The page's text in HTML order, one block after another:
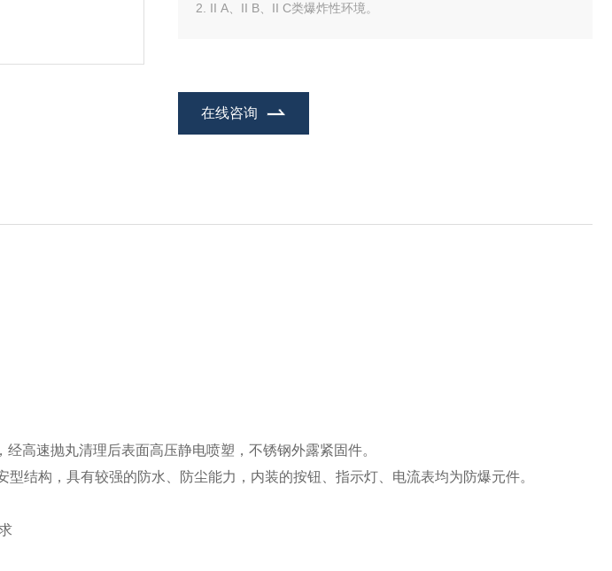
2. II A、II B、II C类爆炸性环境。
在线咨询
高速抛丸清理后表面高压静电喷塑，不锈钢外露紧固件。
型结构，具有较强的防水、防尘能力，内装的按钮、指示灯、电流表均为防爆元件。